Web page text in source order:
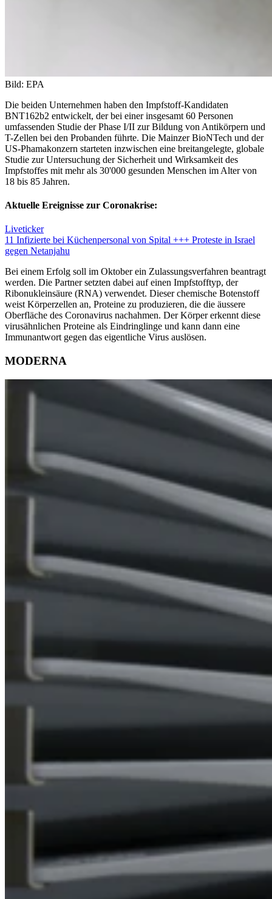
Bild: EPA
Die beiden Unternehmen haben den Impfstoff-Kandidaten
BNT162b2 entwickelt, der bei einer insgesamt 60 Personen
umfassenden Studie der Phase I/II zur Bildung von Antikörpern und
T-Zellen bei den Probanden führte. Die Mainzer BioNTech und der
US-Phamakonzern starteten inzwischen eine breitangelegte, globale
Studie zur Untersuchung der Sicherheit und Wirksamkeit des
Impfstoffes mit mehr als 30'000 gesunden Menschen im Alter von
18 bis 85 Jahren.
Aktuelle Ereignisse zur Coronakrise:
Liveticker
11 Infizierte bei Küchenpersonal von Spital +++ Proteste in Israel
gegen Netanjahu
Bei einem Erfolg soll im Oktober ein Zulassungsverfahren beantragt
werden. Die Partner setzten dabei auf einen Impfstofftyp, der
Ribonukleinsäure (RNA) verwendet. Dieser chemische Botenstoff
weist Körperzellen an, Proteine zu produzieren, die die äussere
Oberfläche des Coronavirus nachahmen. Der Körper erkennt diese
virusähnlichen Proteine als Eindringlinge und kann dann eine
Immunantwort gegen das eigentliche Virus auslösen.
MODERNA